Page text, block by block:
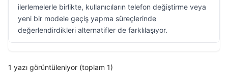
ilerlemelerle birlikte, kullanıcıların telefon değiştirme veya
yeni bir modele geçiş yapma süreçlerinde
değerlendirdikleri alternatifler de farklılaşıyor.
1 yazı görüntüleniyor (toplam 1)